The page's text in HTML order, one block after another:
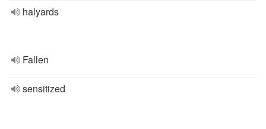
halyards
Fallen
sensitized